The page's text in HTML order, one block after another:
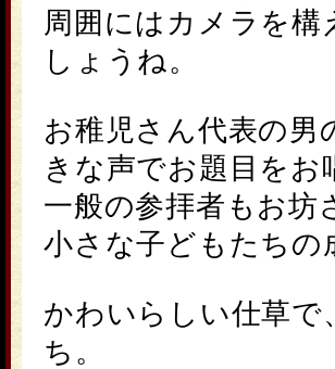
周囲にはカメラを
しょうね。
お稚児さん代表の男
きな声でお題目を
一般の参拝者もお坊
小さな子どもたちの
かわいらしい仕草で
ち。